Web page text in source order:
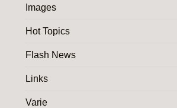
Images
Hot Topics
Flash News
Links
Varie